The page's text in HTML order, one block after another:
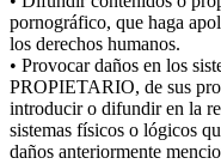
pornográfico, que haga
los derechos humanos.
• Provocar daños en los
PROPIETARIO, de sus
introducir o difundir en la
sistemas físicos o lógicos
daños anteriormente